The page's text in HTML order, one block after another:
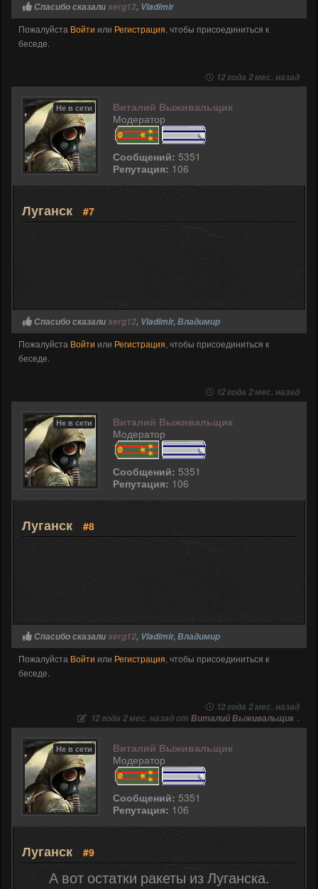
Спасибо сказалиserg12, Vladimir
Пожалуйста Войти или Регистрация, чтобы присоединиться к
беседе.
12 года 2 мес. назад
Не в сети
Виталий Выживальщик
Модератор
Сообщений: 5351
Репутация: 106
Луганск #7
Спасибо сказалиserg12, Vladimir, Владимир
Пожалуйста Войти или Регистрация, чтобы присоединиться к
беседе.
12 года 2 мес. назад
Не в сети
Виталий Выживальщик
Модератор
Сообщений: 5351
Репутация: 106
Луганск #8
Спасибо сказалиserg12, Vladimir, Владимир
Пожалуйста Войти или Регистрация, чтобы присоединиться к
беседе.
12 года 2 мес. назад
12 года 2 мес. назад от Виталий Выживальщик .
Не в сети
Виталий Выживальщик
Модератор
Сообщений: 5351
Репутация: 106
Луганск #9
А вот остатки ракеты из Луганска.